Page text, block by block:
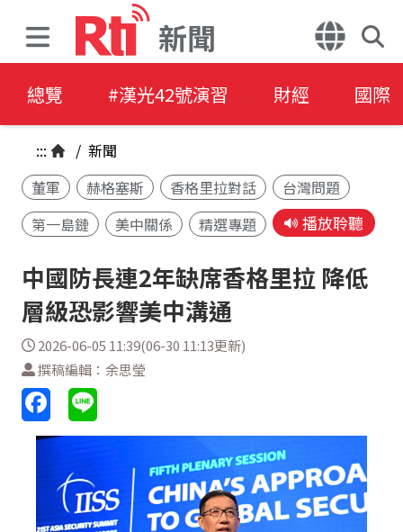
新聞
總覽 #漢光42號演習 財經 國際
::: / 新聞
董軍
赫格塞斯 香格里拉對話
台灣問題
第一島鏈
美中關係 精選專題 播放聆聽
中國防長連2年缺席香格里拉 降低
層級恐影響美中溝通
2026-06-05 11:39(06-30 11:13更新)
撰稿編輯：余思瑩